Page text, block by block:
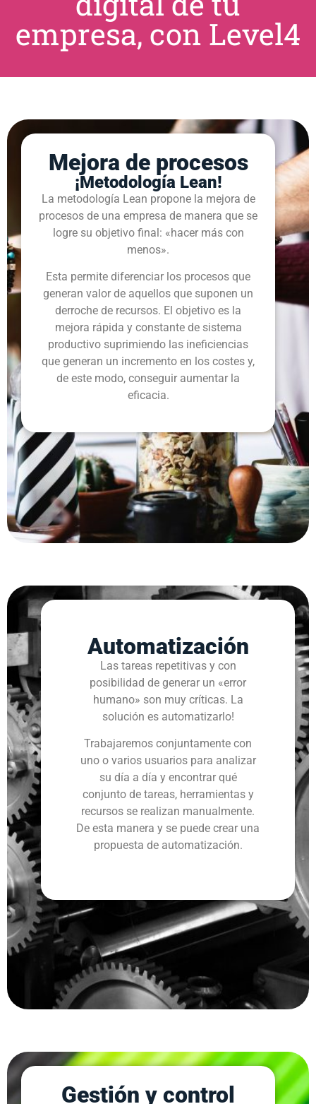
empresa, con Level4
Mejora de procesos
¡Metodología Lean!
La metodología Lean propone la mejora de
procesos de una empresa de manera que se
logre su objetivo final: «hacer más con
menos».
Esta permite diferenciar los procesos que
generan valor de aquellos que suponen un
derroche de recursos. El objetivo es la
mejora rápida y constante de sistema
productivo suprimiendo las ineficiencias
que generan un incremento en los costes y,
de este modo, conseguir aumentar la
eficacia.
Automatización
Las tareas repetitivas y con
posibilidad de generar un «error
humano» son muy críticas. La
solución es automatizarlo!
Trabajaremos conjuntamente con
uno o varios usuarios para analizar
su día a día y encontrar qué
conjunto de tareas, herramientas y
recursos se realizan manualmente.
De esta manera y se puede crear una
propuesta de automatización.
Gestión y control